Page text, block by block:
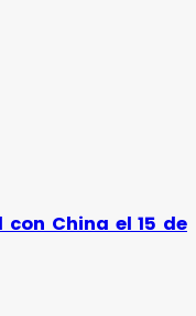
China el 15 de